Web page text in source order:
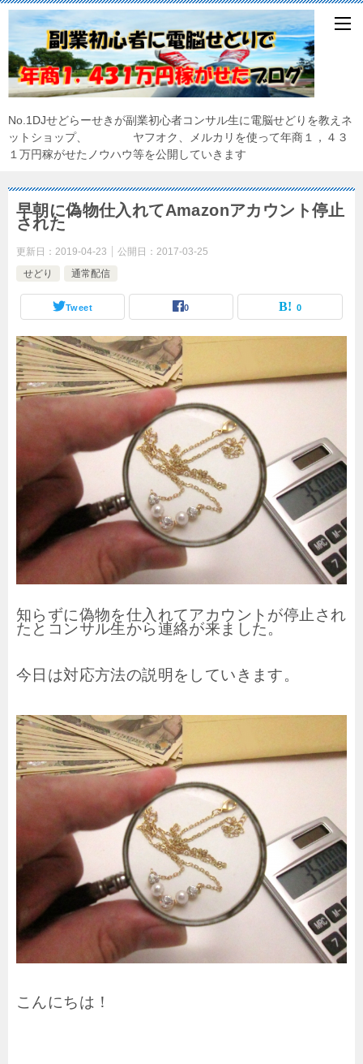
No.1DJせどらーせきが副業初心者コンサル生に電脳せどりを教えネ
ットショップ、 ヤフオク、メルカリを使って年商１，４３
１万円稼がせたノウハウ等を公開していきます
早朝に偽物仕入れてAmazonアカウント停止
された
更新日： 2019-04-23 公開日： 2017-03-25
せどり
通常配信
Tweet 0 0
知らずに偽物を仕入れてアカウントが停止され
たとコンサル生から連絡が来ました。
今日は対応方法の説明をしていきます。
こんにちは！